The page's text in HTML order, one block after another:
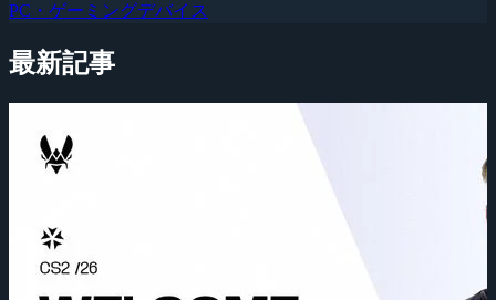
PC・ゲーミングデバイス
最新記事